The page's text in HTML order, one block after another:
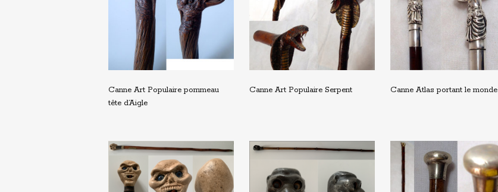
Canne Art Populaire pommeau
tête d’Aigle
Canne Art Populaire Serpent Canne Atlas portant le monde